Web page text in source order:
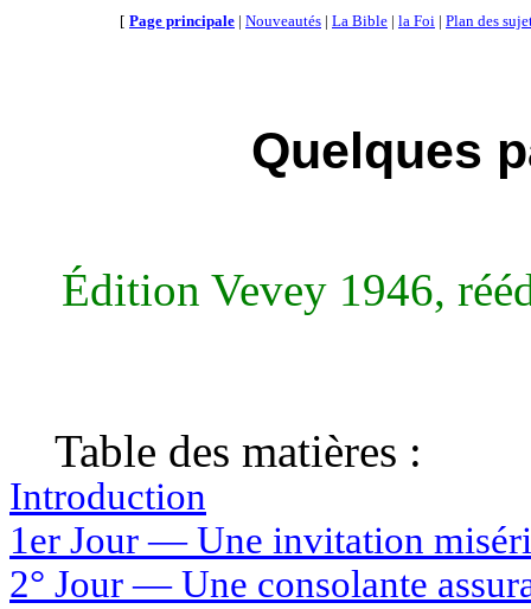
[ Page principale | Nouveautés | La Bible | la Foi | Plan des
Quelques
Édition Vevey 1946,
Table des matières :
Introduction
1er Jour — Une invitation
2° Jour — Une consolante